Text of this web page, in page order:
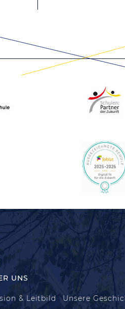
UNS
& Leitbild Unsere